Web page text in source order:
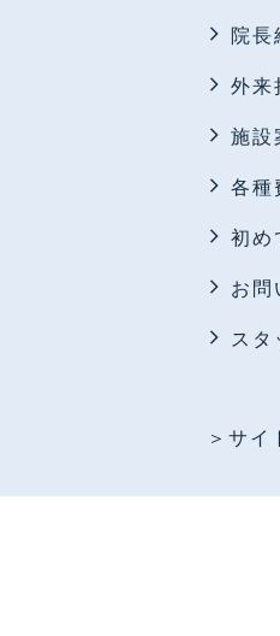
院長
外来
施設
各種
初め
お問
スタ
＞サイ